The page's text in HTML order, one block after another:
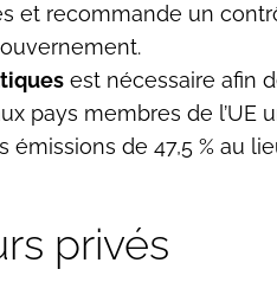
et recommande un
est nécessaire afin
membres de l’UE
de 47,5 % au
privés